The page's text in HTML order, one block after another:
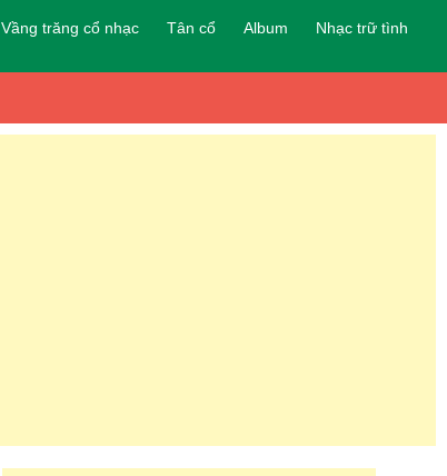
Vầng trăng cổ nhạc Tân cổ Album Nhạc trữ tình